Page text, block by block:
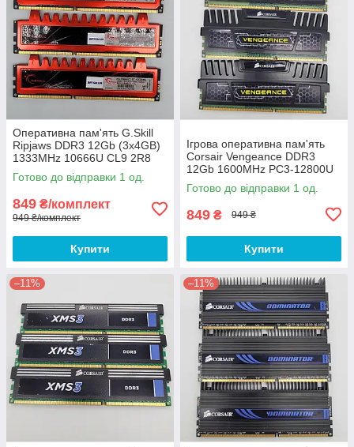
Оперативна пам'ять G.Skill
Ripjaws DDR3 12Gb (3x4GB)
1333MHz 10666U CL9 2R8
(F3-10666CL9T-12GBRL) Б/В
Готово до відправки 1 од.
849 ₴/комплект
949 ₴/комплект
Купити
Ігрова оперативна пам'ять
Corsair Vengeance DDR3
12Gb 1600MHz PC3-12800U
1R8/2R8 CL9
(CMZ12GX3M3A1600C9) Б/В
Готово до відправки 1 од.
849 ₴ 949 ₴
Купити
–11% –11%